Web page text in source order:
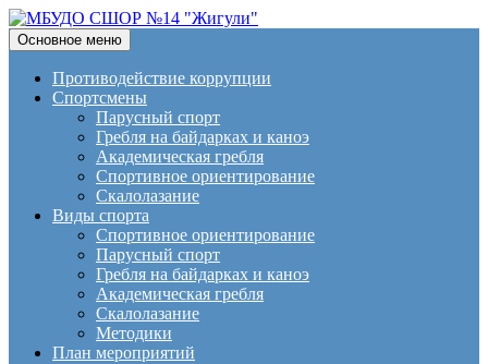
МБУДО СШОР №14
"Жигули"
Поиск
Основное меню Перейти
к
содержимому
Противодействие коррупции
Спортсмены
Парусный спорт
Гребля на байдарках и каноэ
Академическая гребля
Спортивное ориентирование
Скалолазание
Виды спорта
Спортивное ориентирование
Парусный спорт
Гребля на байдарках и каноэ
Академическая гребля
Скалолазание
Методики
План мероприятий